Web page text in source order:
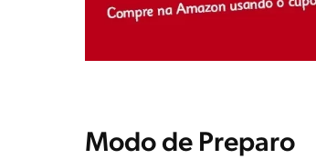
Modo de Preparo